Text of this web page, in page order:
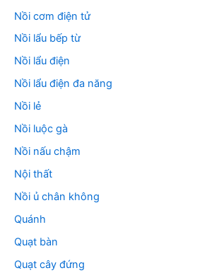
Nồi cơm điện tử
Nồi lẩu bếp từ
Nồi lẩu điện
Nồi lẩu điện đa năng
Nồi lẻ
Nồi luộc gà
Nồi nấu chậm
Nội thất
Nồi ủ chân không
Quánh
Quạt bàn
Quạt cây đứng